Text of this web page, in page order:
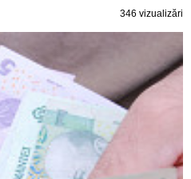
346 vizualizări